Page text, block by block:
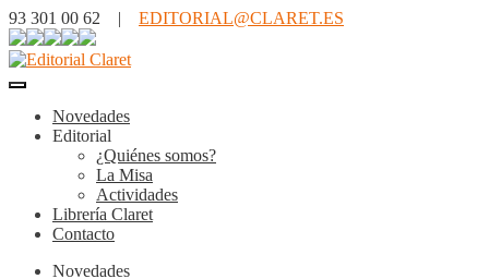
93 301 00 62 | EDITORIAL@CLARET.ES
Novedades
Editorial
¿Quiénes somos?
La Misa
Actividades
Librería Claret
Contacto
Novedades